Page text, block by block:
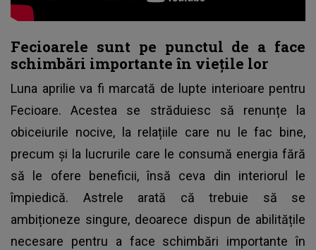
Fecioarele sunt pe punctul de a face
schimbări importante în viețile lor
Luna aprilie va fi marcată de lupte interioare pentru
Fecioare. Acestea se străduiesc să renunțe la
obiceiurile nocive, la relațiile care nu le fac bine,
precum și la lucrurile care le consumă energia fără
să le ofere beneficii, însă ceva din interiorul le
împiedică. Astrele arată că trebuie să se
ambiționeze singure, deoarece dispun de abilitățile
necesare pentru a face schimbări importante în